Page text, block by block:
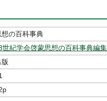
の百科事典
世紀学会啓蒙思想の百科事典編